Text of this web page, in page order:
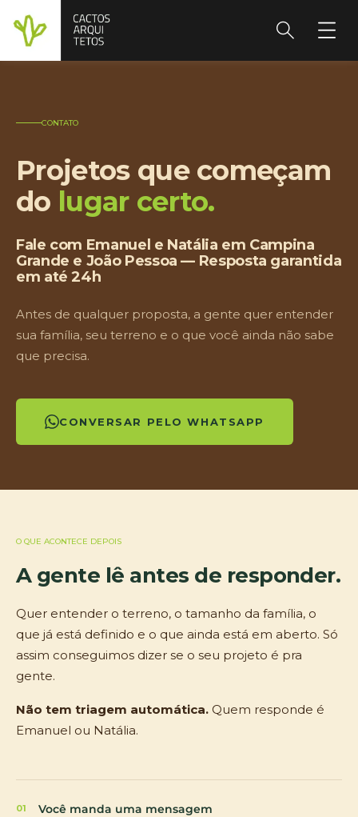
CONTATO
Projetos que começam
do lugar certo.
Fale com Emanuel e Natália em Campina
Grande e João Pessoa — Resposta garantida
em até 24h
Antes de qualquer proposta, a gente quer entender
sua família, seu terreno e o que você ainda não sabe
que precisa.
CONVERSAR PELO WHATSAPP
O QUE ACONTECE DEPOIS
A gente lê antes de responder.
Quer entender o terreno, o tamanho da família, o
que já está definido e o que ainda está em aberto. Só
assim conseguimos dizer se o seu projeto é pra
gente.
Não tem triagem automática. Quem responde é
Emanuel ou Natália.
01 Você manda uma mensagem